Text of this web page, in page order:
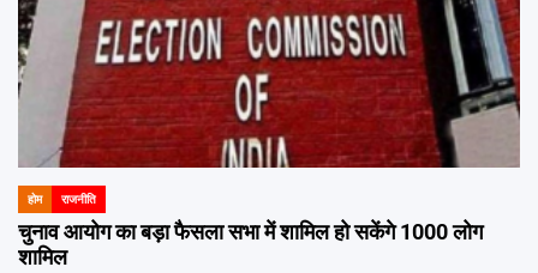
POSTED
IN
होम राजनीति
चुनाव आयोग का बड़ा फैसला सभा में शामिल हो सकेंगे 1000 लोग
शामिल